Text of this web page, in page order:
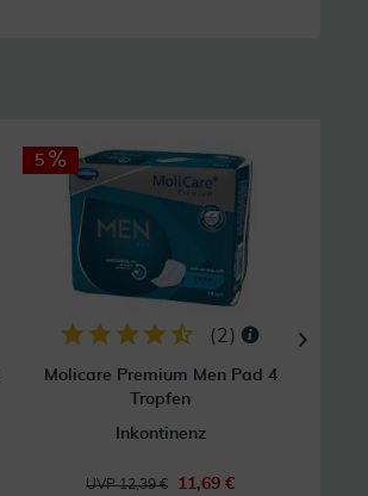
5
(2 )
Molicare Premium Men Pad 4
Tropfen
Inkontinenz
UVP 12,39 €
11,69 €